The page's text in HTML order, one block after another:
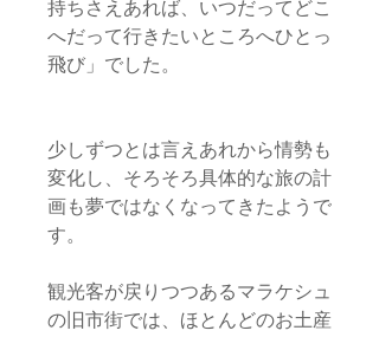
持ちさえあれば、いつだってどこ
へだって行きたいところへひとっ
飛び」でした。
少しずつとは言えあれから情勢も
変化し、そろそろ具体的な旅の計
画も夢ではなくなってきたようで
す。
観光客が戻りつつあるマラケシュ
の旧市街では、ほとんどのお土産